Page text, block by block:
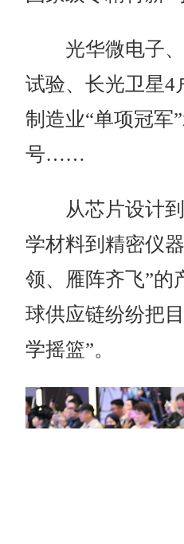
光华微电子、
试验、长光卫星4
制造业“单项冠军
号……
从芯片设计到
学材料到精密仪
领、雁阵齐飞”的
球供应链纷纷把
学摇篮”。